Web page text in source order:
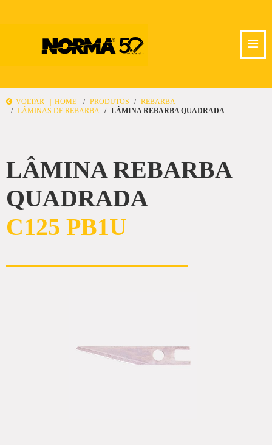
VOLTAR | HOME PRODUTOS
REBARBA
LÂMINAS DE REBARBA
LÂMINA REBARBA QUADRADA
LÂMINA REBARBA
QUADRADA
C125 PB1U